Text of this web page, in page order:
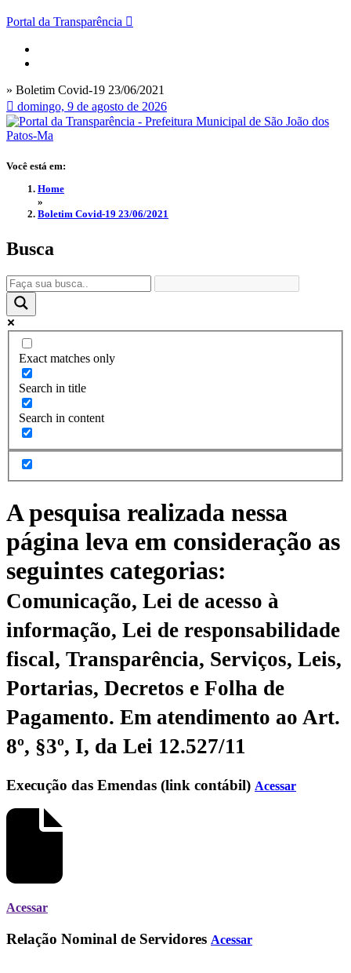
Portal da Transparência
» Boletim Covid-19 23/06/2021
domingo, 9 de agosto de 2026
Você está em:
Home
»
Boletim Covid-19 23/06/2021
Busca
Exact matches only
Search in title
Search in content
A pesquisa realizada nessa
página leva em consideração as
seguintes categorias:
Comunicação, Lei de acesso à
informação, Lei de responsabilidade
fiscal, Transparência, Serviços, Leis,
Portarias, Decretos e Folha de
Pagamento. Em atendimento ao Art.
8º, §3º, I, da Lei 12.527/11
Execução das Emendas (link contábil) Acessar
Acessar
Relação Nominal de Servidores Acessar